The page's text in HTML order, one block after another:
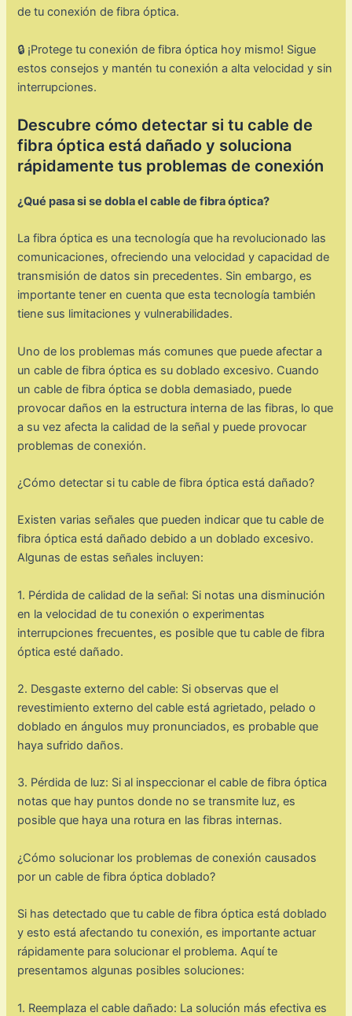
de tu conexión de fibra óptica.
🔒 ¡Protege tu conexión de fibra óptica hoy mismo! Sigue
estos consejos y mantén tu conexión a alta velocidad y sin
interrupciones.
Descubre cómo detectar si tu cable de
fibra óptica está dañado y soluciona
rápidamente tus problemas de conexión
¿Qué pasa si se dobla el cable de fibra óptica?
La fibra óptica es una tecnología que ha revolucionado las
comunicaciones, ofreciendo una velocidad y capacidad de
transmisión de datos sin precedentes. Sin embargo, es
importante tener en cuenta que esta tecnología también
tiene sus limitaciones y vulnerabilidades.
Uno de los problemas más comunes que puede afectar a
un cable de fibra óptica es su doblado excesivo. Cuando
un cable de fibra óptica se dobla demasiado, puede
provocar daños en la estructura interna de las fibras, lo que
a su vez afecta la calidad de la señal y puede provocar
problemas de conexión.
¿Cómo detectar si tu cable de fibra óptica está dañado?
Existen varias señales que pueden indicar que tu cable de
fibra óptica está dañado debido a un doblado excesivo.
Algunas de estas señales incluyen:
1. Pérdida de calidad de la señal: Si notas una disminución
en la velocidad de tu conexión o experimentas
interrupciones frecuentes, es posible que tu cable de fibra
óptica esté dañado.
2. Desgaste externo del cable: Si observas que el
revestimiento externo del cable está agrietado, pelado o
doblado en ángulos muy pronunciados, es probable que
haya sufrido daños.
3. Pérdida de luz: Si al inspeccionar el cable de fibra óptica
notas que hay puntos donde no se transmite luz, es
posible que haya una rotura en las fibras internas.
¿Cómo solucionar los problemas de conexión causados
por un cable de fibra óptica doblado?
Si has detectado que tu cable de fibra óptica está doblado
y esto está afectando tu conexión, es importante actuar
rápidamente para solucionar el problema. Aquí te
presentamos algunas posibles soluciones:
1. Reemplaza el cable dañado: La solución más efectiva es